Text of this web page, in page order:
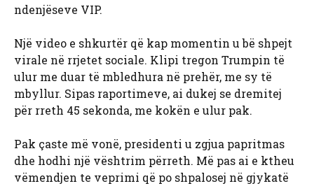
ndenjëseve VIP.
Një video e shkurtër që kap momentin u bë shpejt
virale në rrjetet sociale. Klipi tregon Trumpin të
ulur me duar të mbledhura në prehër, me sy të
mbyllur. Sipas raportimeve, ai dukej se dremitej
për rreth 45 sekonda, me kokën e ulur pak.
Pak çaste më vonë, presidenti u zgjua papritmas
dhe hodhi një vështrim përreth. Më pas ai e ktheu
vëmendjen te veprimi që po shpalosej në gjykatë